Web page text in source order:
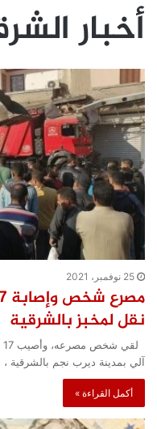
أخبار
25 نوفمبر، 2021
نقل لمخبز بالشرقية
آلي بمدينة ديرب نجم بالشرقية
أكمل القراءة »